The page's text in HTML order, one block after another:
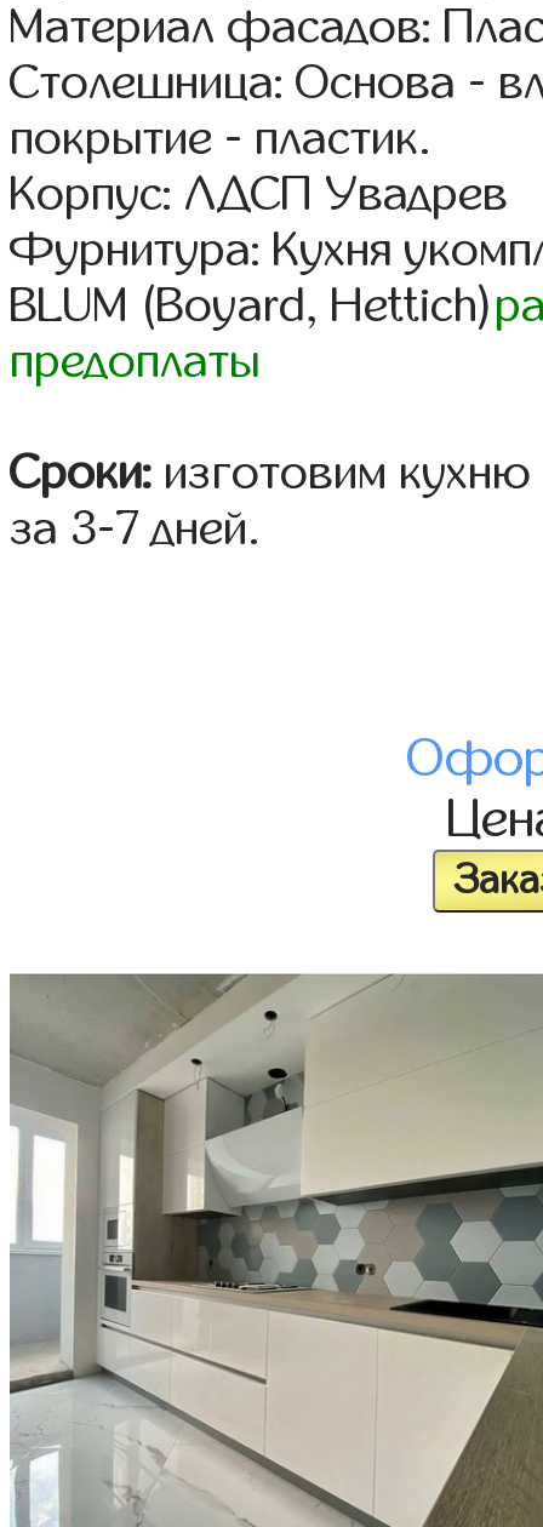
Материал фасадов:
Столешница: Основа -
покрытие - пластик.
Корпус: ЛДСП Увадрев
Фурнитура: Кухня
BLUM (Boyard, Hettich)
предоплаты
Сроки: изготовим
за 3-7 дней.